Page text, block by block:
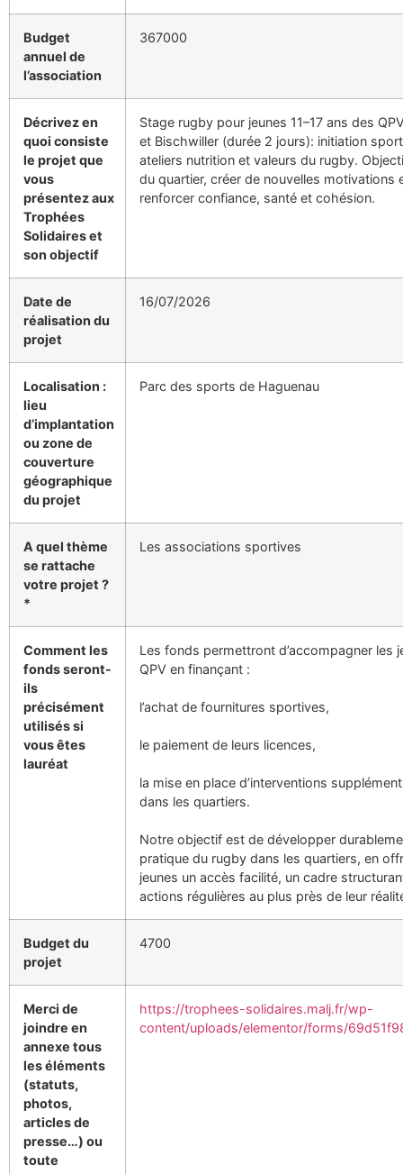
Budget
annuel de
l’association
367000
Décrivez en
quoi consiste
le projet que
vous
présentez aux
Trophées
Solidaires et
son objectif
Stage rugby pour jeunes 11–17 ans des
et Bischwiller (durée 2 jours): initiation
ateliers nutrition et valeurs du rugby.
du quartier, créer de nouvelles motivations
renforcer confiance, santé et cohésion.
Date de
réalisation du
projet
16/07/2026
Localisation :
lieu
d’implantation
ou zone de
couverture
géographique
du projet
Parc des sports de Haguenau
A quel thème
se rattache
votre projet ?
*
Les associations sportives
Comment les
fonds seront-
ils
précisément
utilisés si
vous êtes
lauréat
Les fonds permettront d’accompagner les
QPV en finançant :
l’achat de fournitures sportives,
le paiement de leurs licences,
la mise en place d’interventions
dans les quartiers.
Notre objectif est de développer
pratique du rugby dans les quartiers, en
jeunes un accès facilité, un cadre
actions régulières au plus près de leur
Budget du
projet
4700
Merci de
joindre en
annexe tous
les éléments
(statuts,
photos,
articles de
presse…) ou
toute
https://trophees-solidaires.malj.fr/wp-
content/uploads/elementor/forms/